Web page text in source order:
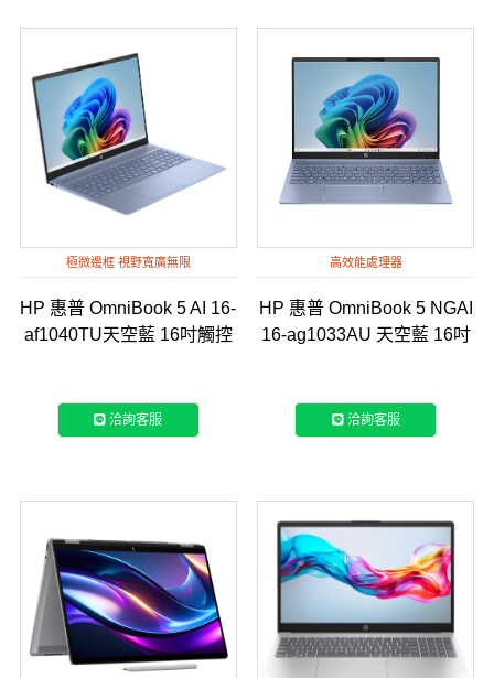
極微邊框 視野寬廣無限
HP 惠普 OmniBook 5 AI 16-
af1040TU天空藍 16吋觸控
洽詢客服
高效能處理器
HP 惠普 OmniBook 5 NGAI
16-ag1033AU 天空藍 16吋
洽詢客服